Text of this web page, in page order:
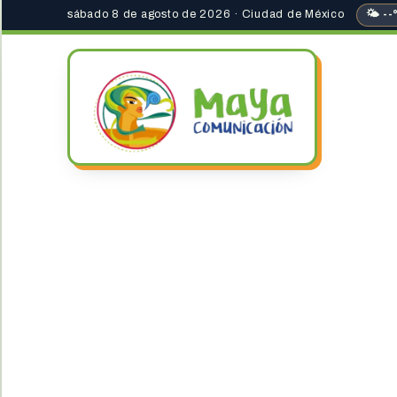
sábado 8 de agosto de 2026 · Ciudad de México 🌤 --